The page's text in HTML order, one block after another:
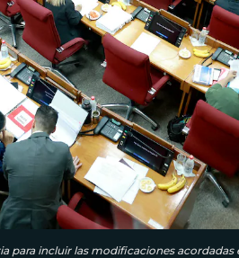
para incluir las modificaciones